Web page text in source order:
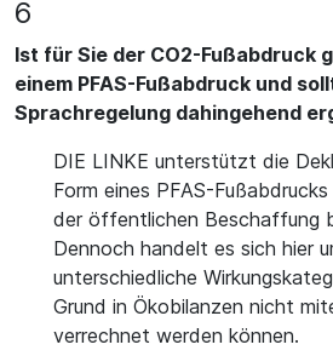
6
Ist für Sie der CO2-Fußabdruck
einem PFAS-Fußabdruck und
Sprachregelung dahingehend
DIE LINKE unterstützt die
Form eines PFAS-
der öffentlichen Beschaffung
Dennoch handelt es sich hier
unterschiedliche
Grund in Ökobilanzen nicht
verrechnet werden können.